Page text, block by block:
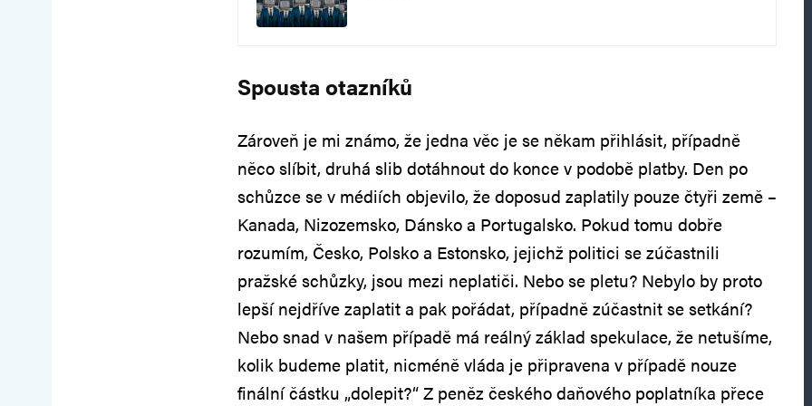
Spousta otazníků
Zároveň je mi známo, že jedna věc je se někam přihlásit, případně
něco slíbit, druhá slib dotáhnout do konce v podobě platby. Den po
schůzce se v médiích objevilo, že doposud zaplatily pouze čtyři země –
Kanada, Nizozemsko, Dánsko a Portugalsko. Pokud tomu dobře
rozumím, Česko, Polsko a Estonsko, jejichž politici se zúčastnili
pražské schůzky, jsou mezi neplatiči. Nebo se pletu? Nebylo by proto
lepší nejdříve zaplatit a pak pořádat, případně zúčastnit se setkání?
Nebo snad v našem případě má reálný základ spekulace, že netušíme,
kolik budeme platit, nicméně vláda je připravena v případě nouze
finální částku „dolepit?“ Z peněz českého daňového poplatníka přece